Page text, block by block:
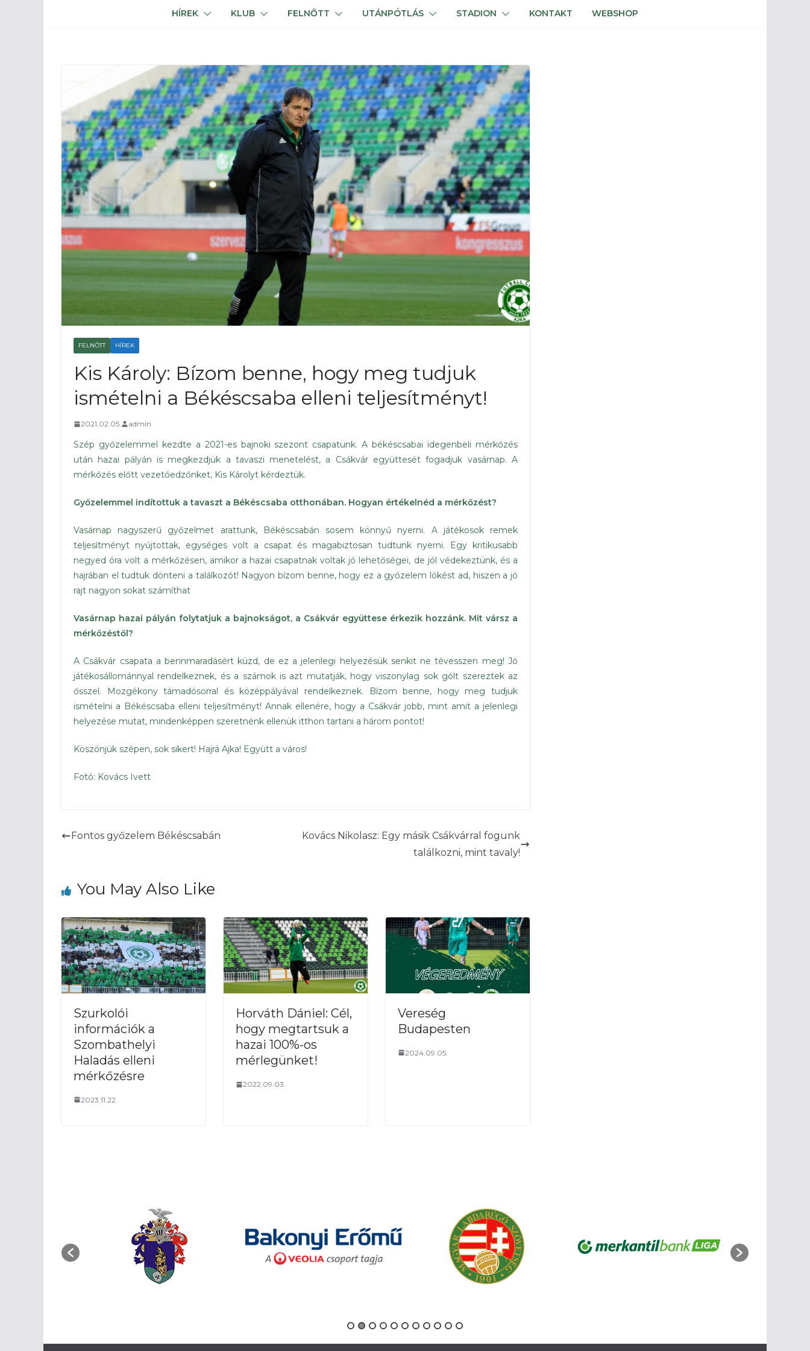
HÍREK KLUB FELNŐTT UTÁNPÓTLÁS STADION KONTAKT WEBSHOP
FELNŐTT HÍREK
Kis Károly: Bízom benne, hogy meg tudjuk
ismételni a Békéscsaba elleni teljesítményt!
2021.02.05. admin
Szép győzelemmel kezdte a 2021-es bajnoki szezont csapatunk. A békéscsabai idegenbeli mérkőzés
után hazai pályán is megkezdjük a tavaszi menetelést, a Csákvár együttesét fogadjuk vasárnap. A
mérkőzés előtt vezetőedzőnket, Kis Károlyt kérdeztük.
Győzelemmel indítottuk a tavaszt a Békéscsaba otthonában. Hogyan értékelnéd a mérkőzést?
Vasárnap nagyszerű győzelmet arattunk, Békéscsabán sosem könnyű nyerni. A játékosok remek
teljesítményt nyújtottak, egységes volt a csapat és magabiztosan tudtunk nyerni. Egy kritikusabb
negyed óra volt a mérkőzésen, amikor a hazai csapatnak voltak jó lehetőségei, de jól védekeztünk, és a
hajrában el tudtuk dönteni a találkozót! Nagyon bízom benne, hogy ez a győzelem lökést ad, hiszen a jó
rajt nagyon sokat számíthat
Vasárnap hazai pályán folytatjuk a bajnokságot, a Csákvár együttese érkezik hozzánk. Mit vársz a
mérkőzéstől?
A Csákvár csapata a bennmaradásért küzd, de ez a jelenlegi helyezésük senkit ne tévesszen meg! Jó
játékosállománnyal rendelkeznek, és a számok is azt mutatják, hogy viszonylag sok gólt szereztek az
ősszel. Mozgékony támadósorral és középpályával rendelkeznek. Bízom benne, hogy meg tudjuk
ismételni a Békéscsaba elleni teljesítményt! Annak ellenére, hogy a Csákvár jobb, mint amit a jelenlegi
helyezése mutat, mindenképpen szeretnénk ellenük itthon tartani a három pontot!
Köszönjük szépen, sok sikert! Hajrá Ajka! Együtt a város!
Fotó: Kovács Ivett
Fontos győzelem Békéscsabán
Kovács Nikolasz: Egy másik Csákvárral fogunk
találkozni, mint tavaly!
You May Also Like
Szurkolói
információk a
Szombathelyi
Haladás elleni
mérkőzésre
2023.11.22.
Horváth Dániel: Cél,
hogy megtartsuk a
hazai 100%-os
mérlegünket!
2022.09.03.
Vereség
Budapesten
2024.09.05.